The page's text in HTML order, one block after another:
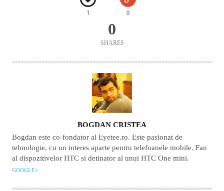
1 0
0
SHARES
BOGDAN CRISTEA
Bogdan este co-fondator al Eyetee.ro. Este pasionat de
tehnologie, cu un interes aparte pentru telefoanele mobile. Fan
al dispozitivelor HTC si detinator al unui HTC One mini.
GOOGLE+